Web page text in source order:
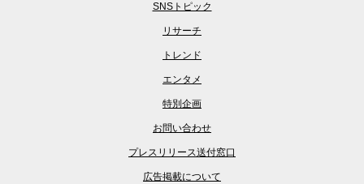
SNSトピック
リサーチ
トレンド
エンタメ
特別企画
お問い合わせ
プレスリリース送付窓口
広告掲載について